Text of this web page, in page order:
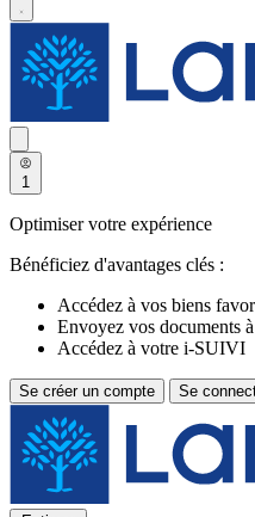
1
Optimiser votre expérience
Bénéficiez d'avantages clés :
Accédez à vos biens
Envoyez vos documents
Accédez à votre i-SUIVI
Se créer un compte Se